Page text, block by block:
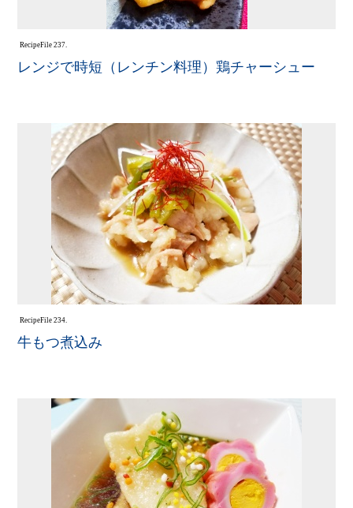
RecipeFile 237.
レンジで時短（レンチン料理）鶏チャーシュー
RecipeFile 234.
牛もつ煮込み